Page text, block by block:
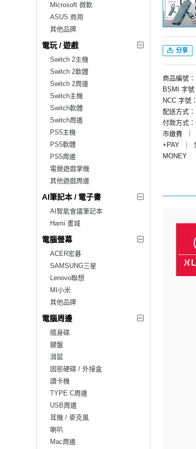
Microsoft 微軟
ASUS 商用
其他品牌
電玩 / 遊戲
Switch 2主機
Switch 2軟體
Switch 2周邊
Switch主機
Switch軟體
Switch周邊
PS5主機
PS5軟體
PS5周邊
電競遊戲掌機
其他遊戲周邊
AI筆記本 / 電子書
AI智能會議筆記本
Hami 書城
電腦螢幕
ACER宏碁
SAMSUNG三星
Lenovo聯想
MI小米
其他品牌
電腦周邊
隨身碟
鍵盤
滑鼠
固態硬碟 / 外接盒
讀卡機
TYPE C周邊
USB周邊
耳機 / 麥克風
喇叭
Mac周邊
分享
商品編號
BSMI 字號
NCC 字號
配送方式
付款方式
市繳費
︱
+PAY
︱
MONEY